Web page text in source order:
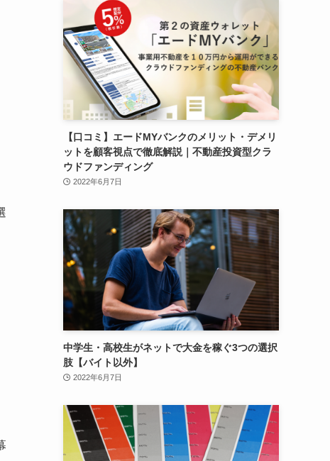
【口コミ】エードMYバンクのメリット・デメリ
ットを顧客視点で徹底解説｜不動産投資型クラ
ウドファンディング
2022年6月7日
中学生・高校生がネットで大金を稼ぐ3つの選択
肢【バイト以外】
2022年6月7日